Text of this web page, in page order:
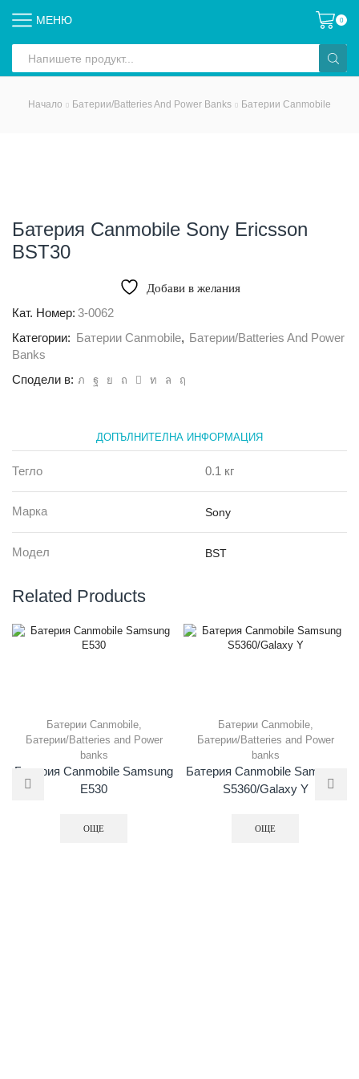
МЕНЮ 0
input
Начало Батерии/Batteries And Power Banks Батерии Canmobile
Батерия Canmobile Sony Ericsson
BST30
Добави в желания
Кат. Номер: 3-0062
Категории:
Батерии Canmobile, Батерии/Batteries And Power
Banks
Сподели в:
ДОПЪЛНИТЕЛНА ИНФОРМАЦИЯ
Тегло 0.1 кг
Марка Sony
Модел BST
Related Products
Батерии Canmobile,
Батерии/Batteries and Power
banks
Батерия Canmobile Samsung
E530
ОЩЕ
Батерии Canmobile,
Батерии/Batteries and Power
banks
Батерия Canmobile Samsung
S5360/Galaxy Y
ОЩЕ